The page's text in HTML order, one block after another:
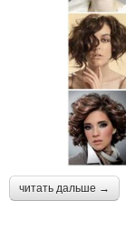
читать дальше →